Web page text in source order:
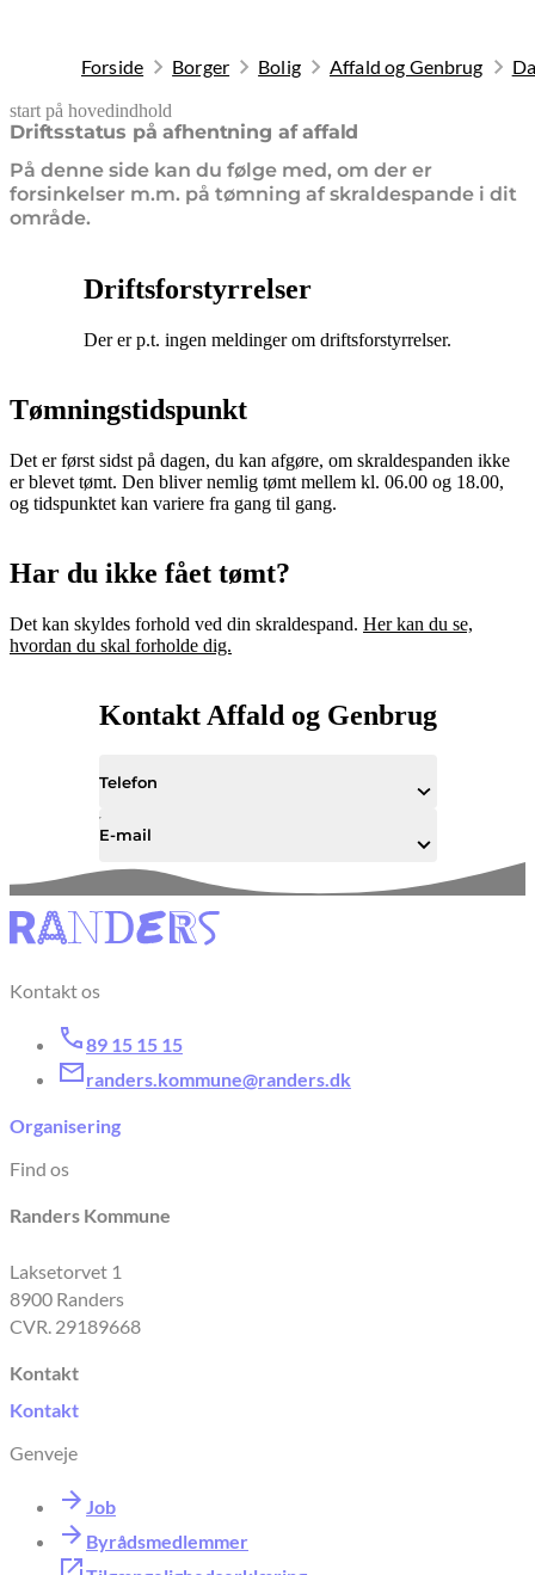
Forside Borger Bolig Affald og Genbrug
start på hovedindhold
Driftsstatus på afhentning af affald
På denne side kan du følge med, om der er
forsinkelser m.m. på tømning af skraldespande i dit
område.
senest opdateret 22. juli 2026
Driftsforstyrrelser
Der er p.t. ingen meldinger om driftsforstyrrelser.
Tømningstidspunkt
Det er først sidst på dagen, du kan afgøre, om skraldespanden ikke
er blevet tømt. Den bliver nemlig tømt mellem kl. 06.00 og 18.00,
og tidspunktet kan variere fra gang til gang.
Har du ikke fået tømt?
Det kan skyldes forhold ved din skraldespand. Her kan du se,
hvordan du skal forholde dig.
Kontakt Affald og Genbrug
Telefon
E-mail
Kontakt os
89 15 15 15
randers.kommune@randers.dk
Organisering
Find os
Randers Kommune
Laksetorvet 1
8900 Randers
CVR. 29189668
Kontakt
Kontakt
Genveje
Job
Byrådsmedlemmer